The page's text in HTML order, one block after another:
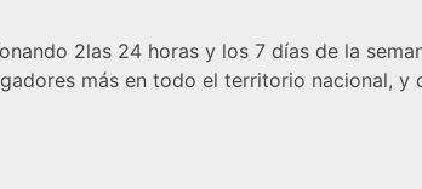
2las 24 horas y los 7 días de la
más en todo el territorio nacional,